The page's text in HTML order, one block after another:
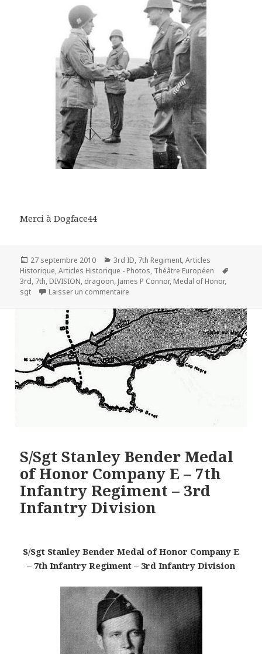
Merci à Dogface44
Publié
le
27 septembre 2010 Catégories
3rd ID, 7th Regiment,Articles
Historique,Articles Historique - Photos, Théâtre Européen
3rd, 7th, DIVISION, dragoon, James P Connor, Medal of Honor,
sgt
Laisser un commentaire
S/Sgt Stanley Bender Medal
of Honor Company E – 7th
Infantry Regiment – 3rd
Infantry Division
S/Sgt Stanley Bender Medal of Honor Company E
– 7th Infantry Regiment – 3rd Infantry Division